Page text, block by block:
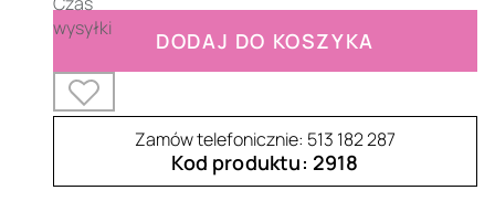
DODAJ DO KOSZYKA
Zamów telefonicznie: 513 182 287
Kod produktu: 2918